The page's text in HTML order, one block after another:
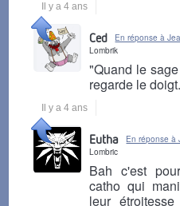
Il y a 4 ans
Ced
En réponse à
Lombrik
"Quand le
regarde le
Il y a 4 ans
Eutha
En réponse à
Lombric
Bah c'est
catho qui
leur